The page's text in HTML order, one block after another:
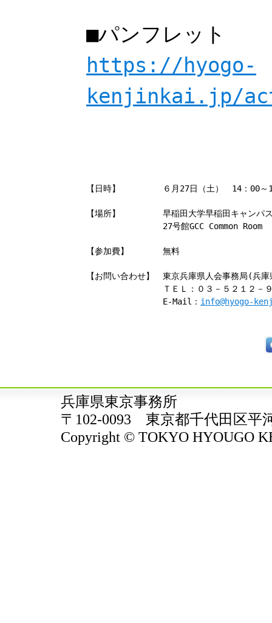
■パンフレット
https://hyogo-
kenjinkai.jp/
【日時】 ６月27日（土） 14：00～
【場所】
早稲田大学早稲田キャンパ
27号館GCC Common Room
【参加費】 無料
【お問い合わせ】
東京兵庫県人会事務局(兵
ＴＥＬ：０３－５２１２
E-Mail： info@hyogo-
兵庫県東京事務所
〒102-0093 東京都千代田区平
Copyright © TOKYO HYOUGO